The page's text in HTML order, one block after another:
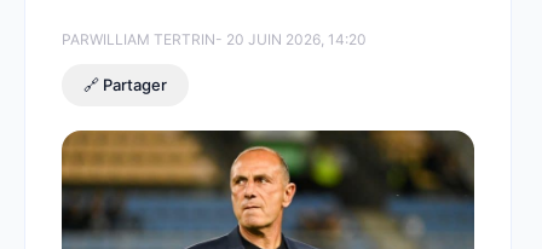
PARWILLIAM TERTRIN- 20 JUIN 2026, 14:20
🔗 Partager